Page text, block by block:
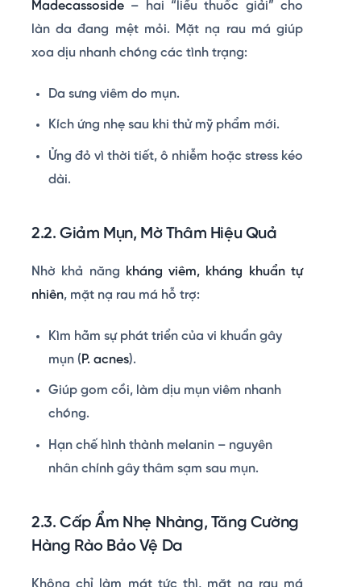
Madecassoside – hai “liều thuốc giải” cho
làn da đang mệt mỏi. Mặt nạ rau má giúp
xoa dịu nhanh chóng các tình trạng:
Da sưng viêm do mụn.
Kích ứng nhẹ sau khi thử mỹ phẩm mới.
Ửng đỏ vì thời tiết, ô nhiễm hoặc stress kéo
dài.
2.2. Giảm Mụn, Mờ Thâm Hiệu Quả
Nhờ khả năng kháng viêm, kháng khuẩn tự
nhiên, mặt nạ rau má hỗ trợ:
Kìm hãm sự phát triển của vi khuẩn gây
mụn ( P. acnes).
Giúp gom cồi, làm dịu mụn viêm nhanh
chóng.
Hạn chế hình thành melanin – nguyên
nhân chính gây thâm sạm sau mụn.
2.3. Cấp Ẩm Nhẹ Nhàng, Tăng Cường
Hàng Rào Bảo Vệ Da
Không chỉ làm mát tức thì, mặt nạ rau má